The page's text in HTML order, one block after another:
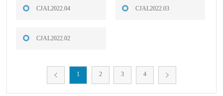
CJAL2022.04 CJAL2022.03
CJAL2022.02
1 2 3 4